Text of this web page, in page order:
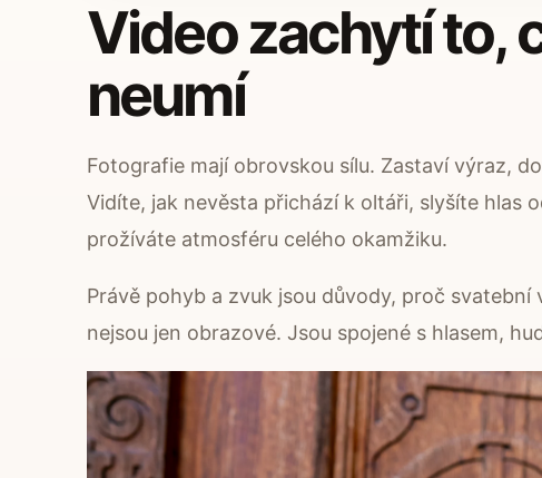
Video zachytí to,
neumí
Fotografie mají obrovskou sílu. Zastaví výraz,
Vidíte, jak nevěsta přichází k oltáři, slyšíte hlas
prožíváte atmosféru celého okamžiku.
Právě pohyb a zvuk jsou důvody, proč
nejsou jen obrazové. Jsou spojené s hlasem,